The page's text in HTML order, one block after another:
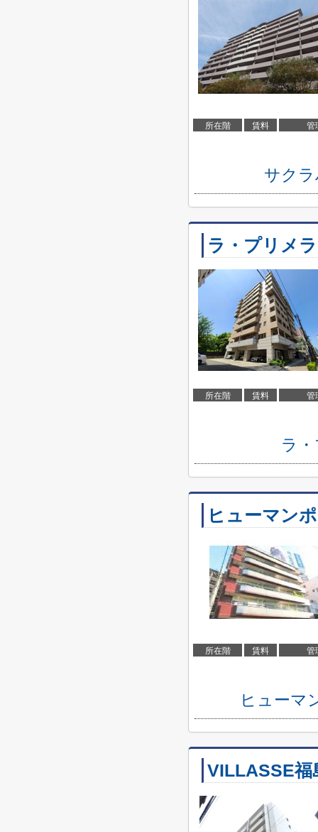
所在階 賃料 管
サク
ラ・プリメラ
所在階 賃料 管
ラ
ヒューマン
所在階 賃料 管
ヒューマ
VILLASSE福